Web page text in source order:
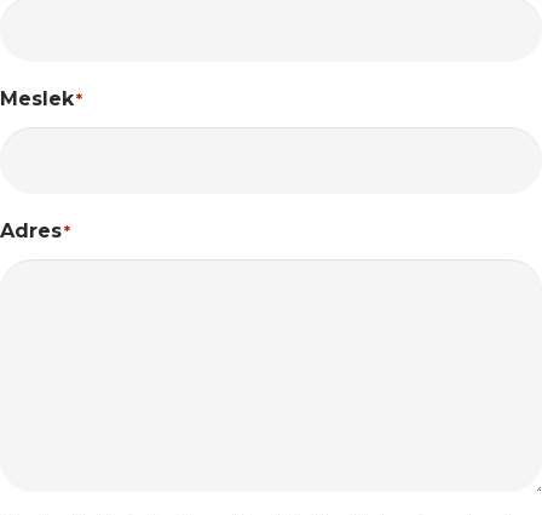
Meslek*
Adres*